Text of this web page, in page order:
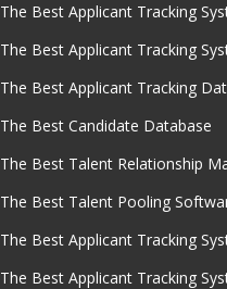
The Best Applicant Tracking
The Best Applicant Tracking
The Best Applicant Tracking
The Best Candidate Database
The Best Talent Relationship
The Best Talent Pooling
The Best Applicant Tracking
The Best Applicant Tracking